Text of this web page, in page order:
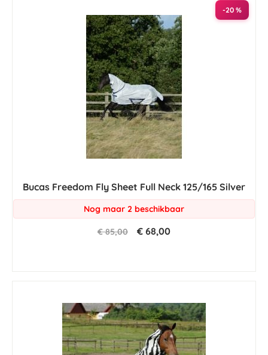
-20 %
Bucas Freedom Fly Sheet Full Neck 125/165 Silver
Nog maar 2 beschikbaar
€ 85,00 € 68,00